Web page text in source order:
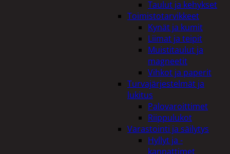
Taulut ja kehykset
Toimistotarvikkeet
Kynät ja kumit
Liimat ja teipit
Muistitaulut ja
magneetit
Vihkot ja paperit
Turvajärjestelmät ja
lukitus
Palovaroittimet
Riippulukot
Varastointi ja säilytys
Hyllyt ja -
kannattimet